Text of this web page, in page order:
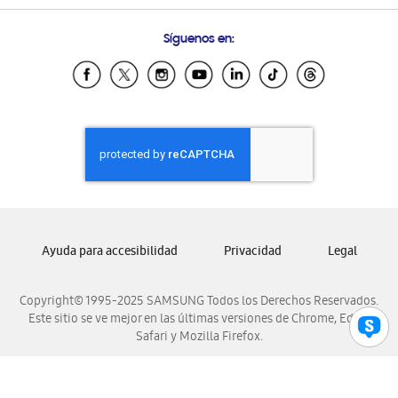
Samsung Ecuador
Samsung El Salvador
Samsung Honduras
Samsung Nicaragua
Samsung Panamá
Samsung Venezuela
Síguenos en:
Copyright© 1995-2025 SAMSUNG Todos los Derechos Reservados.
Este sitio se ve mejor en las últimas versiones de Chrome, Edge,
Safari y Mozilla Firefox.
Ayuda para accesibilidad Privacidad Legal